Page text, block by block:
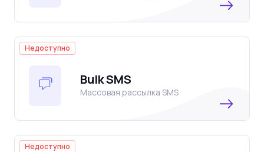
Недоступно
Bulk SMS
Массовая рассылка SMS
Недоступно